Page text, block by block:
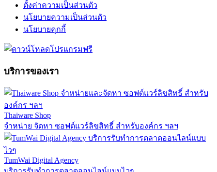
ตั้งค่าความเป็นส่วนตัว
นโยบายความเป็นส่วนตัว
นโยบายคุกกี้
บริการของเรา
Thaiware Shop
จำหน่าย จัดหา ซอฟต์แวร์ลิขสิทธิ์ สำหรับองค์กร ฯลฯ
TumWai Digital Agency